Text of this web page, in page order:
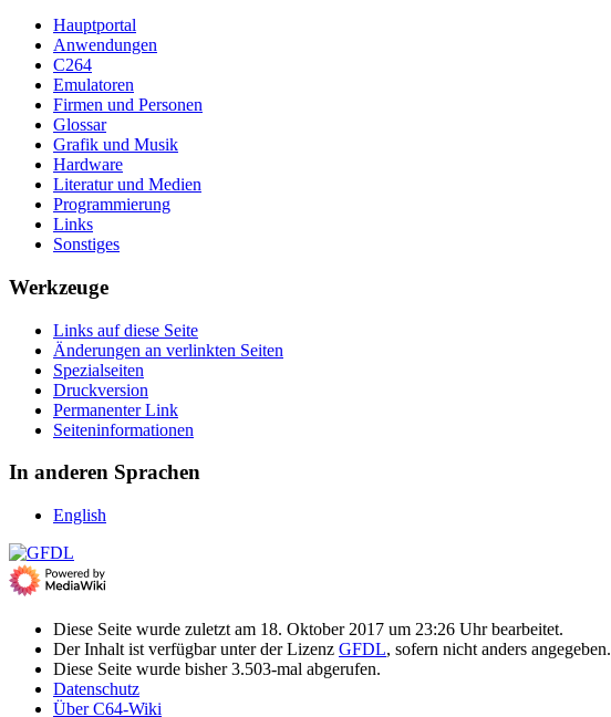
Hauptportal
Anwendungen
C264
Emulatoren
Firmen und Personen
Glossar
Grafik und Musik
Hardware
Literatur und Medien
Programmierung
Links
Sonstiges
Werkzeuge
Links auf diese Seite
Änderungen an verlinkten Seiten
Spezialseiten
Druckversion
Permanenter Link
Seiten­­informationen
In anderen Sprachen
English
Diese Seite wurde zuletzt am 18. Oktober 2017 um 23:26 Uhr bearbeitet.
Der Inhalt ist verfügbar unter der Lizenz GFDL, sofern nicht anders angegeben.
Diese Seite wurde bisher 3.503-mal abgerufen.
Datenschutz
Über C64-Wiki